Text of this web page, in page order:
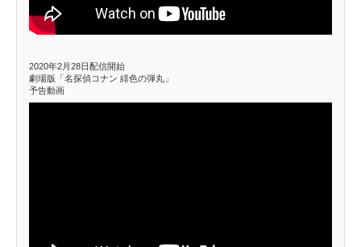
2020年2月28日配信開始
劇場版「名探偵コナン 緋色の弾丸」
予告動画